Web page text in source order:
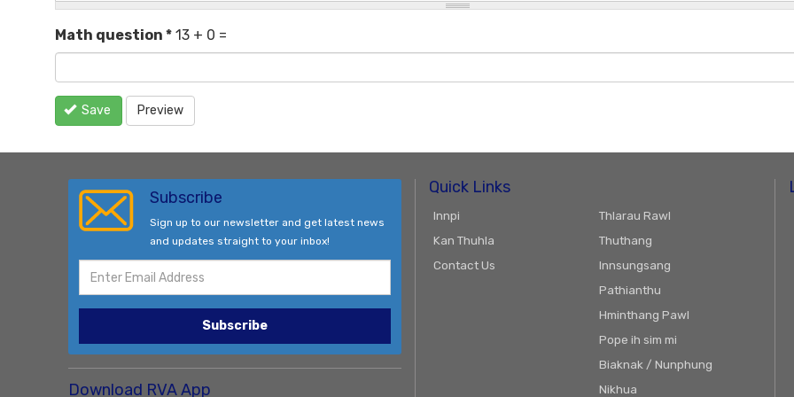
Math question * 13 + 0 =
Save Preview
Subscribe
Sign up to our newsletter and get latest news
and updates straight to your inbox!
Subscribe
Download RVA App
Quick Links
Innpi
Kan Thuhla
Contact Us
Thlarau Rawl
Thuthang
Innsungsang
Pathianthu
Hminthang Pawl
Pope ih sim mi
Biaknak / Nunphung
Nikhua